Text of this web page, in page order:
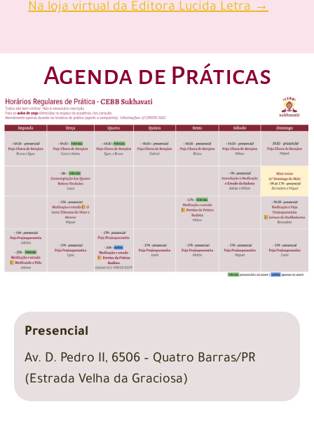
Na loja virtual da Editora Lucida Letra →
Agenda de Práticas
Presencial
Av. D. Pedro II, 6506 – Quatro Barras/PR
(Estrada Velha da Graciosa)